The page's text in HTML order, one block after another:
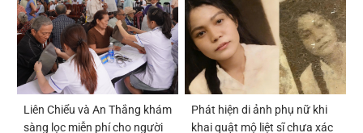
Liên Chiểu và An Thắng khám
sàng lọc miễn phí cho người
Phát hiện di ảnh phụ nữ khi
khai quật mộ liệt sĩ chưa xác